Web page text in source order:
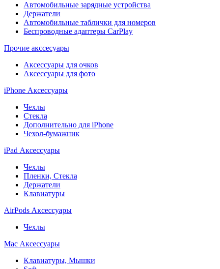
Автомобильные зарядные устройства
Держатели
Автомобильные таблички для номеров
Беспроводные адаптеры CarPlay
Прочие акссесуары
Аксессуары для очков
Аксессуары для фото
iPhone Аксессуары
Чехлы
Стекла
Дополнительно для iPhone
Чехол-бумажник
iPad Аксессуары
Чехлы
Пленки, Стекла
Держатели
Клавиатуры
AirPods Аксессуары
Чехлы
Mac Аксессуары
Клавиатуры, Мышки